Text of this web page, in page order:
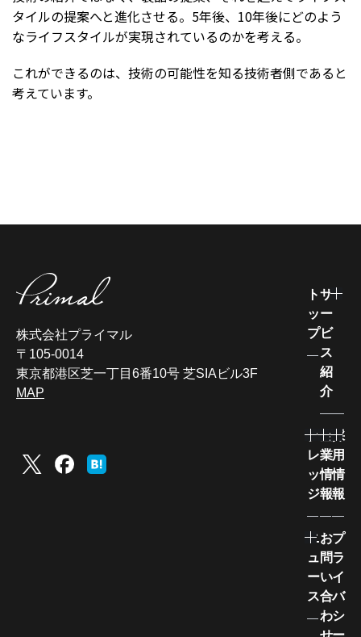
タイルの提案へと進化させる。5年後、10年後にどのよう
なライフスタイルが実現されているのかを考える。
これができるのは、技術の可能性を知る技術者側であると
考えています。
株式会社プライマル
〒105-0014
東京都港区芝一丁目6番10号 芝SIAビル3F
MAP
ト
ッ
プ
サ
ー
ビ
ス
紹
介
ナ
レ
ッ
ジ
企
業
情
報
採
用
情
報
ニ
ュ
ー
ス
お
問
い
合
わ
プ
ラ
イ
バ
シ